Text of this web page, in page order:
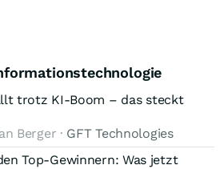
trotz KI-Boom – das steckt
Berger · GFT Technologies
Top-Gewinnern: Was jetzt